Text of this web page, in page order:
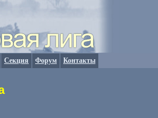
Секция Форум Контакты